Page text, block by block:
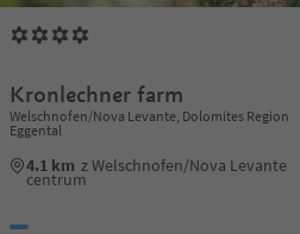
Kronlechner farm
Welschnofen/Nova Levante, Dolomites Region
Eggental
4.1 km z Welschnofen/Nova Levante
centrum